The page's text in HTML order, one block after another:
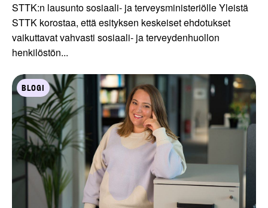
STTK:n lausunto sosiaali- ja terveysministeriölle Yleistä
STTK korostaa, että esityksen keskeiset ehdotukset
vaikuttavat vahvasti sosiaali- ja terveydenhuollon
henkilöstön...
BLOGI